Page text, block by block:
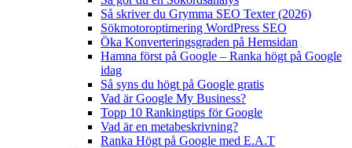
Så skriver du Grymma SEO Texter (2026)
Sökmotoroptimering WordPress SEO
Öka Konverteringsgraden på Hemsidan
Hamna först på Google – Ranka högt på Google
idag
Så syns du högt på Google gratis
Vad är Google My Business?
Topp 10 Rankingtips för Google
Vad är en metabeskrivning?
Ranka Högt på Google med E.A.T